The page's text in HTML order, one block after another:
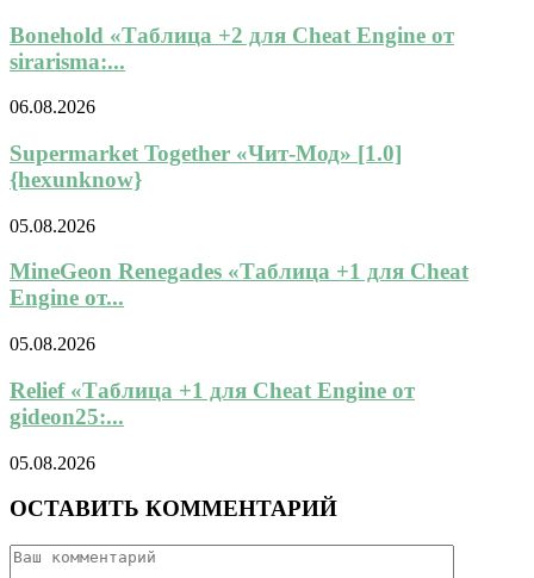
Bonehold «Таблица +2 для Cheat Engine от
sirarisma:...
06.08.2026
Supermarket Together «Чит-Мод» [1.0]
{hexunknow}
05.08.2026
MineGeon Renegades «Таблица +1 для Cheat
Engine от...
05.08.2026
Relief «Таблица +1 для Cheat Engine от
gideon25:...
05.08.2026
ОСТАВИТЬ КОММЕНТАРИЙ